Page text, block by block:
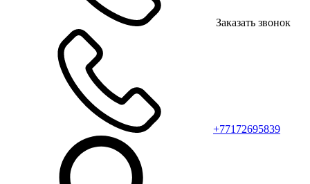
Заказать звонок
+77172695839